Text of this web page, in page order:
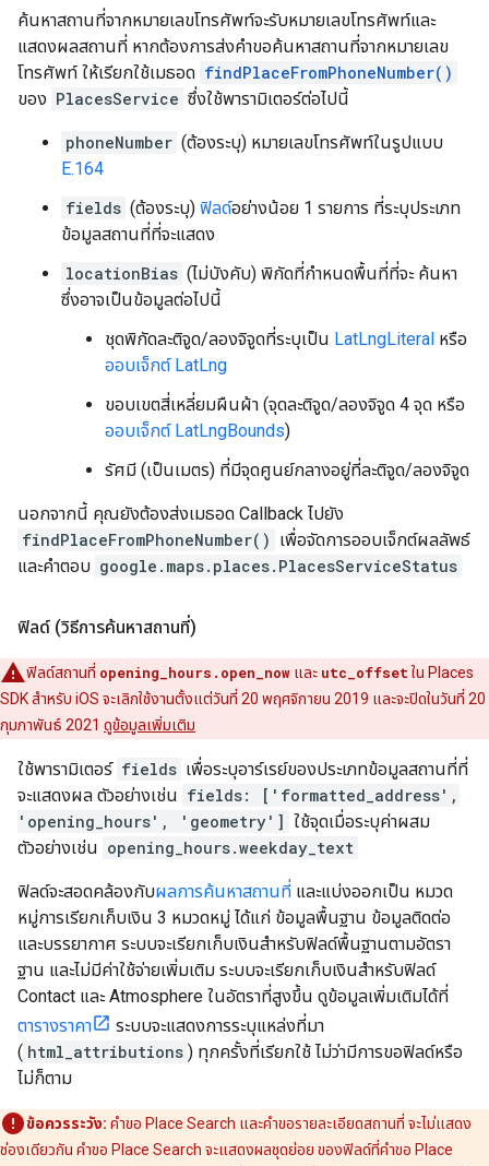
ค้นหาสถานที่จากหมายเลขโทรศัพท์จะรับหมายเลขโทรศัพท์และ
แสดงผลสถานที่ หากต้องการส่งคำขอค้นหาสถานที่จากหมายเลข
โทรศัพท์ ให้เรียกใช้เมธอด findPlaceFromPhoneNumber()
ของ PlacesService ซึ่งใช้พารามิเตอร์ต่อไปนี้
phoneNumber (ต้องระบุ) หมายเลขโทรศัพท์ในรูปแบบ
E.164
fields (ต้องระบุ) ฟิลด์อย่างน้อย 1 รายการ ที่ระบุประเภท
ข้อมูลสถานที่ที่จะแสดง
locationBias (ไม่บังคับ) พิกัดที่กำหนดพื้นที่ที่จะ ค้นหา
ซึ่งอาจเป็นข้อมูลต่อไปนี้
ชุดพิกัดละติจูด/ลองจิจูดที่ระบุเป็น LatLngLiteral หรือ
ออบเจ็กต์ LatLng
ขอบเขตสี่เหลี่ยมผืนผ้า (จุดละติจูด/ลองจิจูด 4 จุด หรือ
ออบเจ็กต์ LatLngBounds)
รัศมี (เป็นเมตร) ที่มีจุดศูนย์กลางอยู่ที่ละติจูด/ลองจิจูด
นอกจากนี้ คุณยังต้องส่งเมธอด Callback ไปยัง
findPlaceFromPhoneNumber() เพื่อจัดการออบเจ็กต์ผลลัพธ์
และคำตอบ google.maps.places.PlacesServiceStatus
ฟิลด์ (วิธีการค้นหาสถานที่)
ฟิลด์สถานที่ opening_hours.open_now และ utc_offsetใน Places
SDK สำหรับ iOS จะเลิกใช้งานตั้งแต่วันที่ 20 พฤศจิกายน 2019 และจะปิดในวันที่ 20
กุมภาพันธ์ 2021 ดูข้อมูลเพิ่มเติม
ใช้พารามิเตอร์ fields เพื่อระบุอาร์เรย์ของประเภทข้อมูลสถานที่ที่
จะแสดงผล ตัวอย่างเช่น fields: ['formatted_address',
'opening_hours', 'geometry']
ใช้จุดเมื่อระบุค่าผสม
ตัวอย่างเช่น opening_hours.weekday_text
ฟิลด์จะสอดคล้องกับผลการค้นหาสถานที่ และแบ่งออกเป็น หมวด
หมู่การเรียกเก็บเงิน 3 หมวดหมู่ ได้แก่ ข้อมูลพื้นฐาน ข้อมูลติดต่อ
และบรรยากาศ ระบบจะเรียกเก็บเงินสำหรับฟิลด์พื้นฐานตามอัตรา
ฐาน และไม่มีค่าใช้จ่ายเพิ่มเติม ระบบจะเรียกเก็บเงินสำหรับฟิลด์
Contact และ Atmosphere ในอัตราที่สูงขึ้น ดูข้อมูลเพิ่มเติมได้ที่
ตารางราคา
ระบบจะแสดงการระบุแหล่งที่มา
( html_attributions ) ทุกครั้งที่เรียกใช้ ไม่ว่ามีการขอฟิลด์หรือ
ไม่ก็ตาม
ข้อควรระวัง: คำขอ Place Search และคำขอรายละเอียดสถานที่ จะไม่แสดง
ช่องเดียวกัน คำขอ Place Search จะแสดงผลชุดย่อย ของฟิลด์ที่คำขอ Place